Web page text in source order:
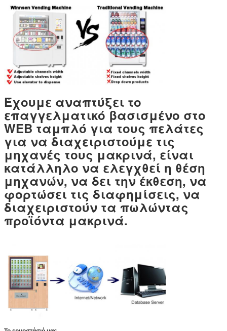
Έχουμε αναπτύξει το
επαγγελματικό βασισμένο στο
WEB ταμπλό για τους πελάτες
για να διαχειριστούμε τις
μηχανές τους μακρινά, είναι
κατάλληλο να ελεγχθεί η θέση
μηχανών, να δει την έκθεση, να
φορτώσει τις διαφημίσεις, να
διαχειριστούν τα πωλώντας
προϊόντα μακρινά.